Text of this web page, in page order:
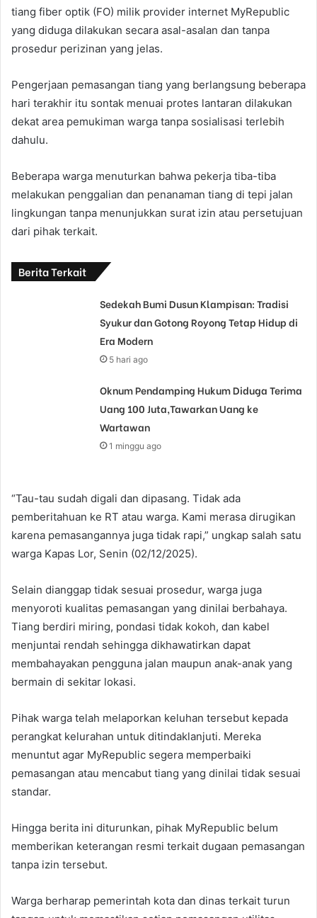
tiang fiber optik (FO) milik provider internet MyRepublic
yang diduga dilakukan secara asal-asalan dan tanpa
prosedur perizinan yang jelas.
Pengerjaan pemasangan tiang yang berlangsung beberapa
hari terakhir itu sontak menuai protes lantaran dilakukan
dekat area pemukiman warga tanpa sosialisasi terlebih
dahulu.
Beberapa warga menuturkan bahwa pekerja tiba-tiba
melakukan penggalian dan penanaman tiang di tepi jalan
lingkungan tanpa menunjukkan surat izin atau persetujuan
dari pihak terkait.
Berita Terkait
Sedekah Bumi Dusun Klampisan: Tradisi
Syukur dan Gotong Royong Tetap Hidup di
Era Modern
5 hari ago
Oknum Pendamping Hukum Diduga Terima
Uang 100 Juta,Tawarkan Uang ke
Wartawan
1 minggu ago
“Tau-tau sudah digali dan dipasang. Tidak ada
pemberitahuan ke RT atau warga. Kami merasa dirugikan
karena pemasangannya juga tidak rapi,” ungkap salah satu
warga Kapas Lor, Senin (02/12/2025).
Selain dianggap tidak sesuai prosedur, warga juga
menyoroti kualitas pemasangan yang dinilai berbahaya.
Tiang berdiri miring, pondasi tidak kokoh, dan kabel
menjuntai rendah sehingga dikhawatirkan dapat
membahayakan pengguna jalan maupun anak-anak yang
bermain di sekitar lokasi.
Pihak warga telah melaporkan keluhan tersebut kepada
perangkat kelurahan untuk ditindaklanjuti. Mereka
menuntut agar MyRepublic segera memperbaiki
pemasangan atau mencabut tiang yang dinilai tidak sesuai
standar.
Hingga berita ini diturunkan, pihak MyRepublic belum
memberikan keterangan resmi terkait dugaan pemasangan
tanpa izin tersebut.
Warga berharap pemerintah kota dan dinas terkait turun